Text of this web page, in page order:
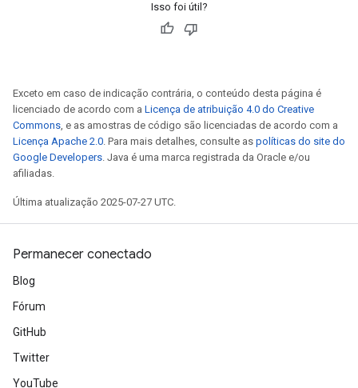
Isso foi útil?
Exceto em caso de indicação contrária, o conteúdo desta página é
licenciado de acordo com a Licença de atribuição 4.0 do Creative
Commons, e as amostras de código são licenciadas de acordo com a
Licença Apache 2.0. Para mais detalhes, consulte as políticas do site do
Google Developers. Java é uma marca registrada da Oracle e/ou
afiliadas.
Última atualização 2025-07-27 UTC.
Permanecer conectado
Blog
Fórum
GitHub
Twitter
YouTube